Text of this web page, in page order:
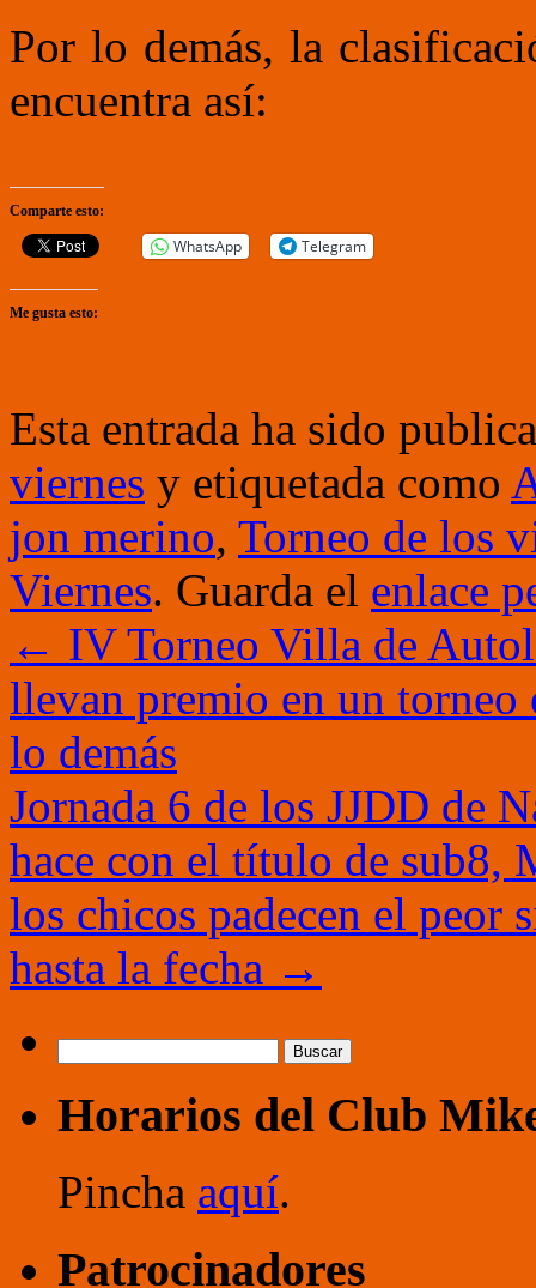
Por lo demás, la
encuentra así:
Comparte esto:
WhatsApp Telegram
Me gusta esto:
Esta entrada ha sido
viernes y etiquetada como
jon merino, Torneo de los
Viernes. Guarda el enlace
← IV Torneo Villa de
llevan premio en un torneo
lo demás
Jornada 6 de los JJDD de
hace con el título de sub8,
los chicos padecen el peor
hasta la fecha →
Horarios del Club
Pincha aquí.
Patrocinadores